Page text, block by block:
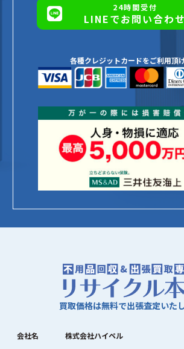
24時間受付
LINEでお問い合わせ
各種クレジットカードをご利用頂
買取価格は無料で出張査定いた
会社名
株式会社ハイペル